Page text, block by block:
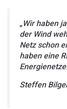
„Wir haben
der Wind
Netz schon
haben eine
Steffen